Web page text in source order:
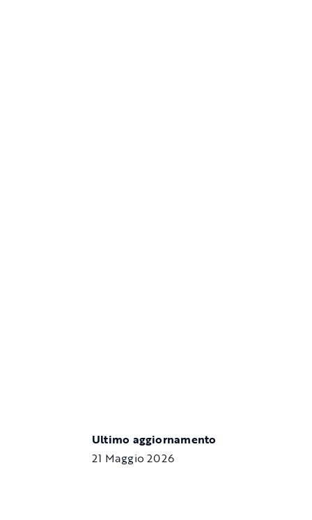
Ultimo aggiornamento
21 Maggio 2026